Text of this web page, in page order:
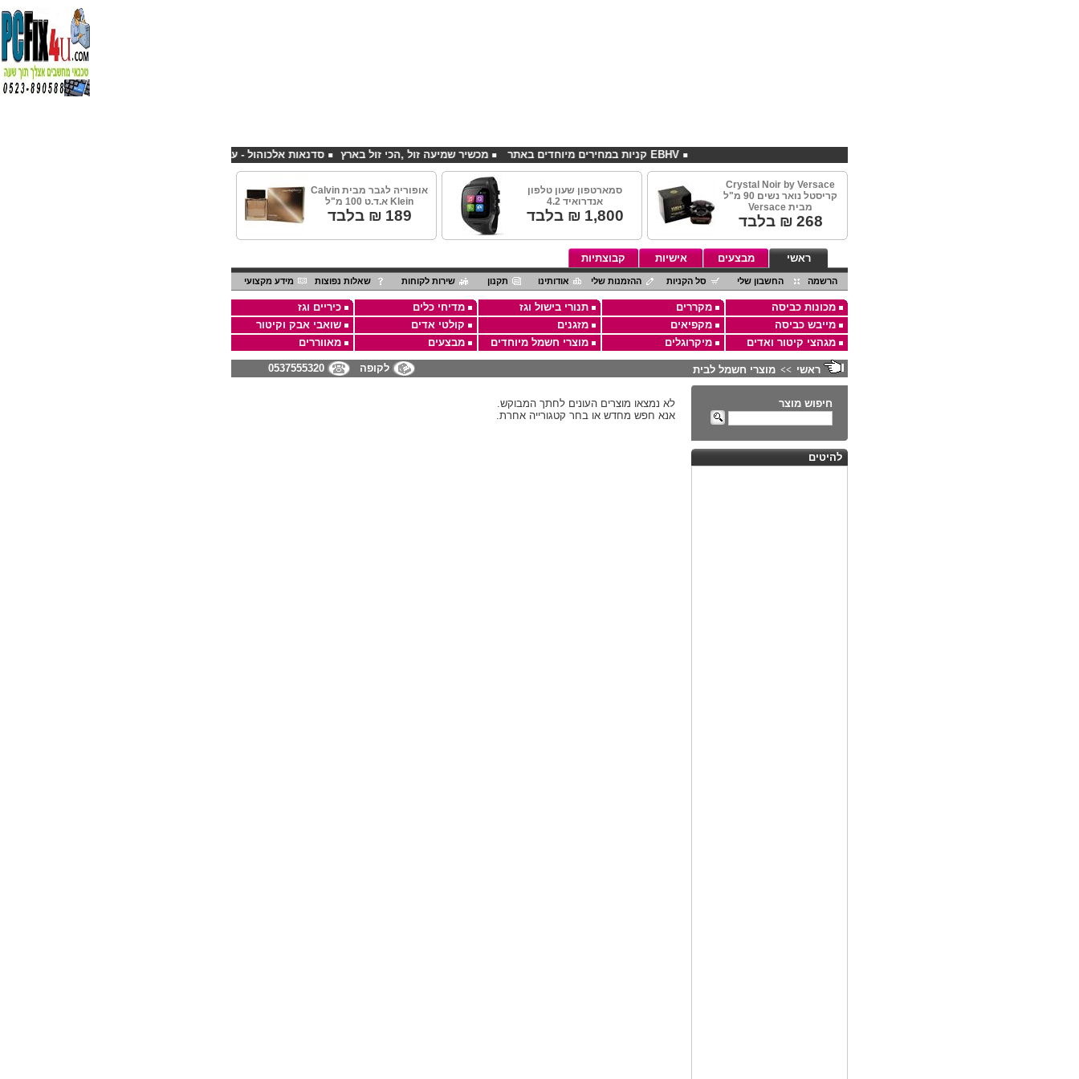
סדנאות אלכוהול - ערב גיבוש לחברות מכשיר שמיעה זול ,הכי זול בארץ EBHV קניות במחירים מיוחדים באתר
Crystal Noir by Versace
קריסטל נואר נשים 90 מ"ל
מבית Versace
268 ₪ בלבד
סמארטפון שעון טלפון
אנדרואיד 4.2
1,800 ₪ בלבד
אופוריה לגבר מבית Calvin
Klein א.ד.ט 100 מ"ל
189 ₪ בלבד
ראשי מבצעים אישיות קבוצתיות
הרשמה החשבון שלי סל הקניות ההזמנות שלי אודותינו תקנון שירות לקוחות שאלות נפוצות מידע מקצועי
מכונות כביסה מקררים תנורי בישול וגז מדיחי כלים
כיריים וגז
מייבש כביסה
מקפיאים מזגנים קולטי אדים
שואבי אבק וקיטור
מגהצי קיטור ואדים
מיקרוגלים מוצרי חשמל מיוחדים מבצעים מאווררים
ראשי >> מוצרי חשמל לבית לקופה 0537555320
חיפוש מוצר
להיטים
לא נמצאו מוצרים העונים לחתך המבוקש.
אנא חפש מחדש או בחר קטגורייה אחרת.